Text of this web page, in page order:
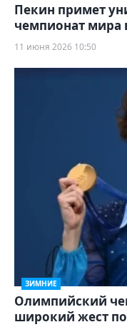
Пекин примет
чемпионат мира
11 июня 2026 10:50
ЗИМНИЕ
Олимпийский
широкий жест